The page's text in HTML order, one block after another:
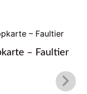
– Faultier